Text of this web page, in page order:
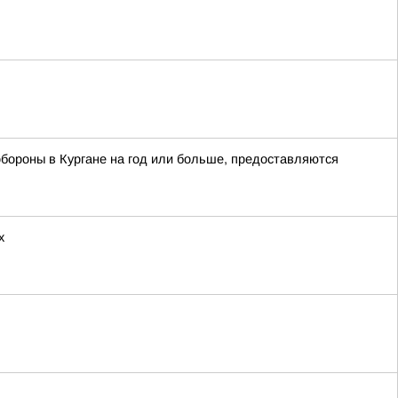
в Кургане на год или больше, предоставляются